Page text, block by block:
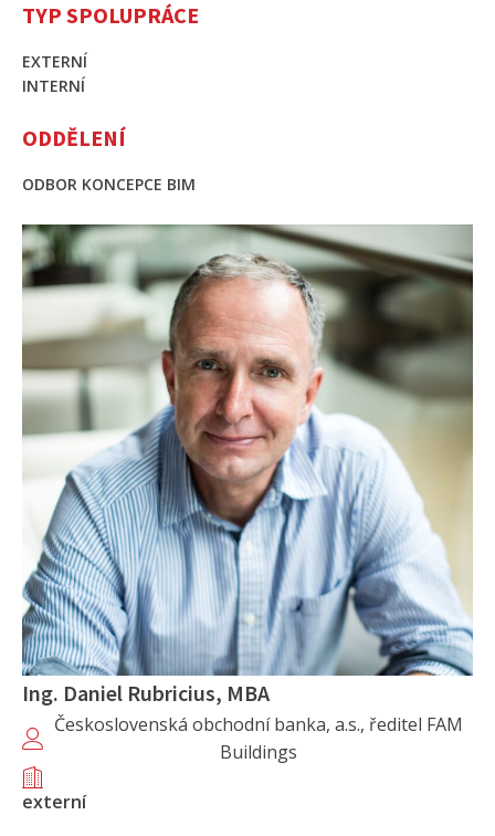
Ing. Daniel Rubricius, MBA
Československá obchodní banka, a.s., ředitel FAM
Buildings
externí
TYP SPOLUPRÁCE
EXTERNÍ
INTERNÍ
ODDĚLENÍ
ODBOR KONCEPCE BIM